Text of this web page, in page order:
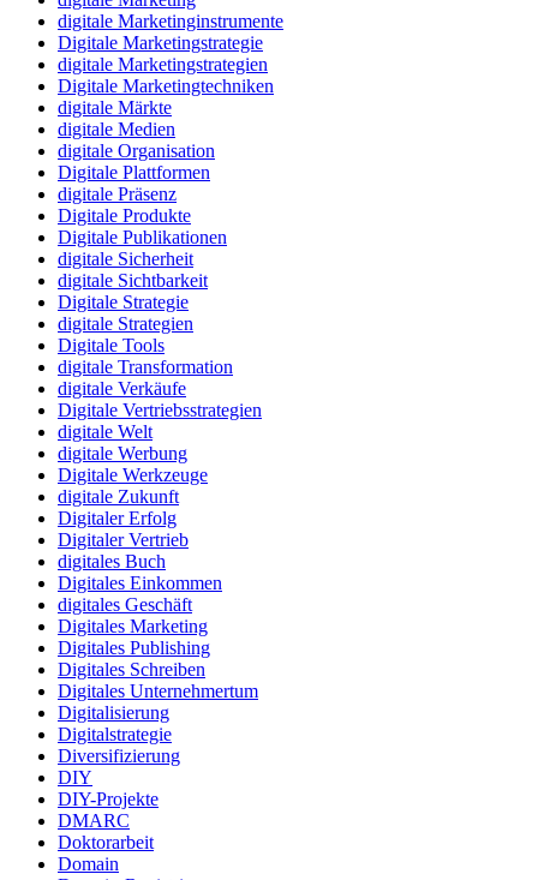
digitale Marketinginstrumente
Digitale Marketingstrategie
digitale Marketingstrategien
Digitale Marketingtechniken
digitale Märkte
digitale Medien
digitale Organisation
Digitale Plattformen
digitale Präsenz
Digitale Produkte
Digitale Publikationen
digitale Sicherheit
digitale Sichtbarkeit
Digitale Strategie
digitale Strategien
Digitale Tools
digitale Transformation
digitale Verkäufe
Digitale Vertriebsstrategien
digitale Welt
digitale Werbung
Digitale Werkzeuge
digitale Zukunft
Digitaler Erfolg
Digitaler Vertrieb
digitales Buch
Digitales Einkommen
digitales Geschäft
Digitales Marketing
Digitales Publishing
Digitales Schreiben
Digitales Unternehmertum
Digitalisierung
Digitalstrategie
Diversifizierung
DIY
DIY-Projekte
DMARC
Doktorarbeit
Domain